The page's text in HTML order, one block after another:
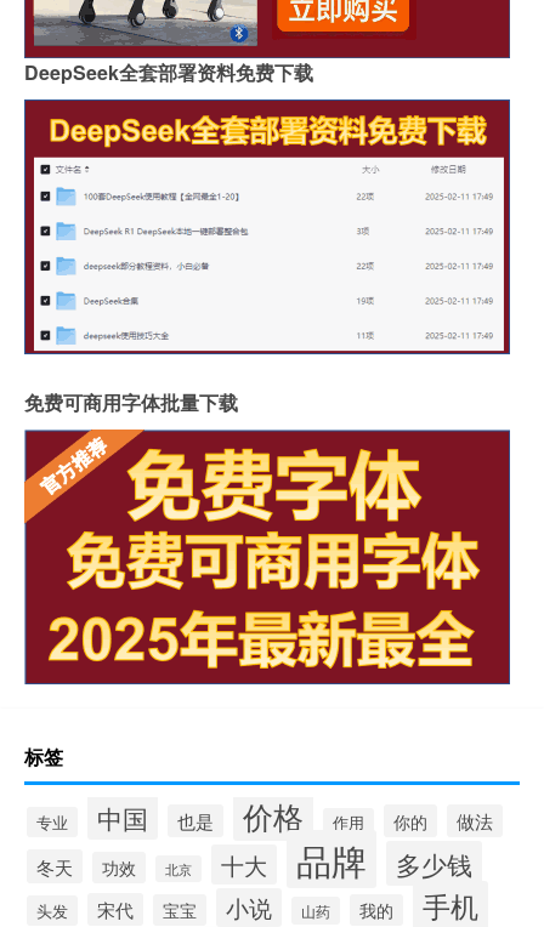
DeepSeek全套部署资料免费下载
免费可商用字体批量下载
标签
专业 中国 也是 价格 作用 你的 做法
冬天 功效 北京 十大 品牌 多少钱
头发 宋代 宝宝 小说 山药 我的 手机